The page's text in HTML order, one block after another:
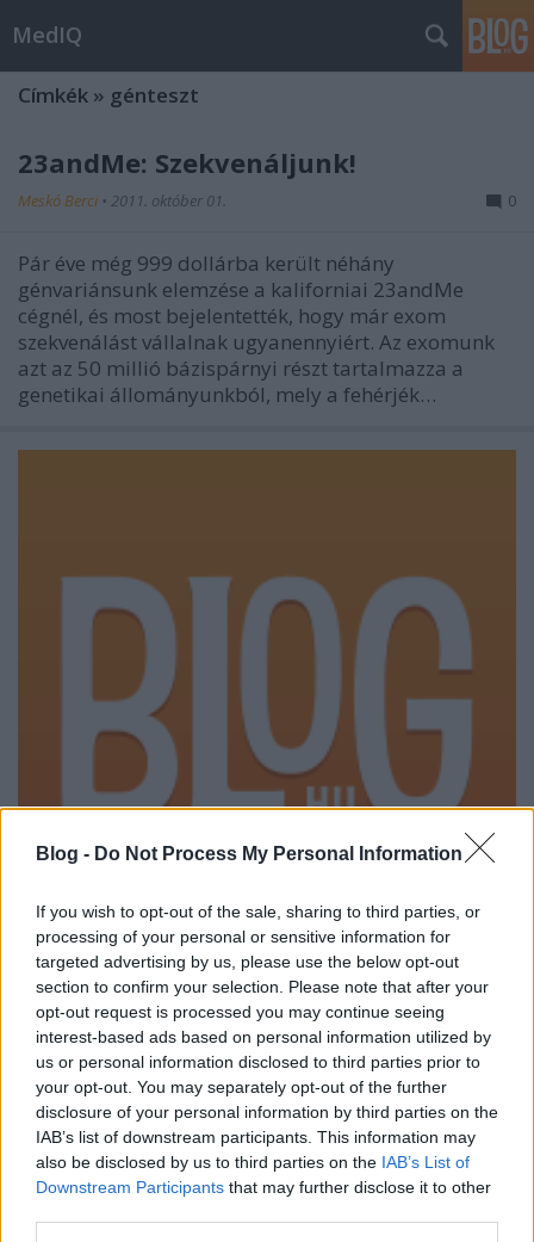
Blog - Do Not Process My Personal Information
If you wish to opt-out of the sale, sharing to third parties, or
processing of your personal or sensitive information for
targeted advertising by us, please use the below opt-out
section to confirm your selection. Please note that after your
opt-out request is processed you may continue seeing
interest-based ads based on personal information utilized by
us or personal information disclosed to third parties prior to
your opt-out. You may separately opt-out of the further
disclosure of your personal information by third parties on the
IAB’s list of downstream participants. This information may
also be disclosed by us to third parties on the IAB’s List of
Downstream Participants that may further disclose it to other
MedIQ
Címkék » génteszt
23andMe: Szekvenáljunk!
Meskó Berci • 2011. október 01. 0
Pár éve még 999 dollárba került néhány
génvariánsunk elemzése a kaliforniai 23andMe
cégnél, és most bejelentették, hogy már exom
szekvenálást vállalnak ugyanennyiért. Az exomunk
azt az 50 millió bázispárnyi részt tartalmazza a
genetikai állományunkból, mely a fehérjék…
Genetikanap
Meskó Berci• 2010. július 08.
A 23andMe genetikai cég megrendelőinek genetikai
adatai felhasználhatók kutatásban, sőt az
eredményeket publikálták is a PLoS Genetics lapban.
A rengeteg vevő orvosi és genetikai adatának
kombinálása érdekes következtetésekhez vezetett.
Találtak például olyan génvariánst, mely…